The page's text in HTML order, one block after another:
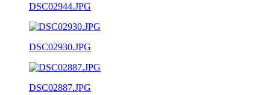
DSC02944.JPG
DSC02930.JPG
DSC02887.JPG